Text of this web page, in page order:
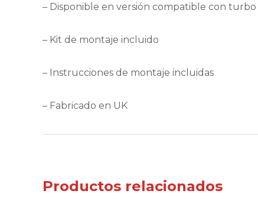
– Disponible en versión compatible con turbo
– Kit de montaje incluido
– Instrucciones de montaje incluidas
– Fabricado en UK
Productos relacionados